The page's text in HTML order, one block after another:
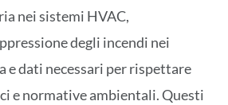
nei sistemi HVAC,
degli incendi nei
e dati necessari per rispettare
e normative ambientali. Questi